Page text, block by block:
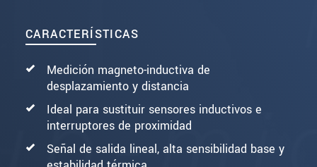
CARACTERÍSTICAS
Medición magneto-inductiva de
desplazamiento y distancia
Ideal para sustituir sensores inductivos e
interruptores de proximidad
Señal de salida lineal, alta sensibilidad base y